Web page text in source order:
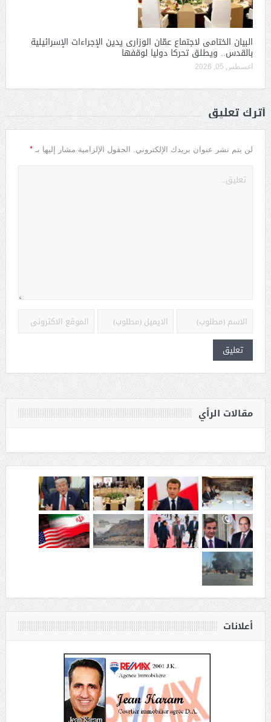
البيان الختامى لاجتماع عمّان الوزارى يدين الإجراءات الإسرائيلية
بالقدس.. ويطلق تحركا دوليا لوقفها
أغسطس 05, 2026
أترك تعليق
لن يتم نشر عنوان بريدك الإلكتروني. الحقول الإلزامية مشار إليها بـ *
مقالات الرأي
أعلانات